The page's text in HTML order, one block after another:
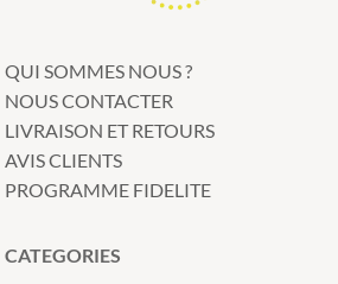
QUI SOMMES NOUS ?
NOUS CONTACTER
LIVRAISON ET RETOURS
AVIS CLIENTS
PROGRAMME FIDELITE
CATEGORIES